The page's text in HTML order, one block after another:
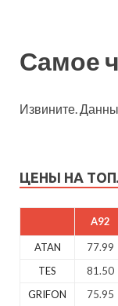
Самое
Извините.
ЦЕНЫ НА
A92
ATAN 77.99
TES
81.50
GRIFON
75.95